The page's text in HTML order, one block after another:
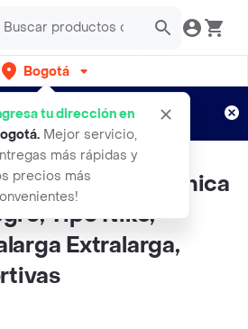
Bogotá
tu dirección en
. Mejor servicio,
más rápidas y
precios más
por semanas
Aplican TyC
Extra Larga, Única
Tipo Nike,
Extralarga,